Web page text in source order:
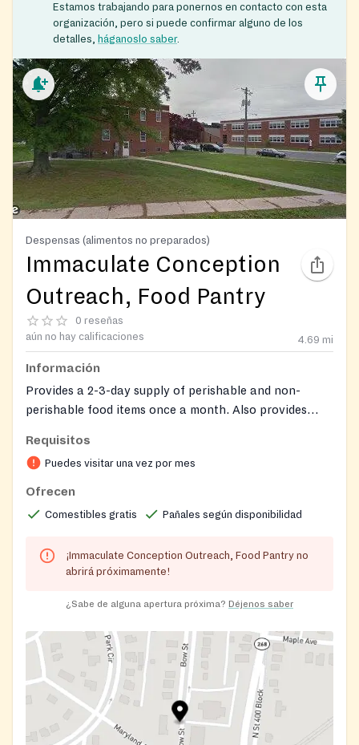
Estamos trabajando para ponernos en contacto con esta
organización, pero si puede confirmar alguno de los
detalles,
háganoslo saber.
Despensas (alimentos no preparados)
Immaculate Conception
Outreach, Food Pantry
0 reseñas
aún no hay calificaciones
4.69 mi
Información
Provides a 2-3-day supply of perishable and non-
perishable food items once a month. Also provides
when available.
Requisitos
Puedes visitar una vez por mes
Ofrecen
Comestibles gratis Pañales según disponibilidad
¡Immaculate Conception Outreach, Food Pantry no
abrirá próximamente!
¿Sabe de alguna apertura próxima? Déjenos saber